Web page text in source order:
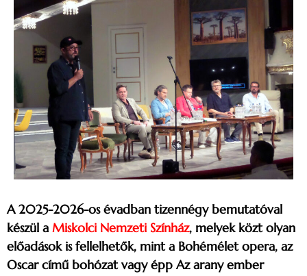
A 2025-2026-os évadban tizennégy bemutatóval
készül a Miskolci Nemzeti Színház, melyek közt olyan
előadások is fellelhetők, mint a Bohémélet opera, az
Oscar című bohózat vagy épp Az arany ember